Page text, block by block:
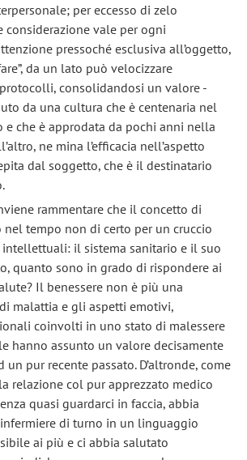
per eccesso di zelo
vale per ogni
pressoché esclusiva all’oggetto,
da un lato può velocizzare
consolidandosi un valore -
da una cultura che è centenaria nel
e che è approdata da pochi anni nella
ne mina l’efficacia nell’aspetto
dal soggetto, che è il destinatario
rammentare che il concetto di
tempo non di certo per un cruccio
il sistema sanitario e il suo
quanto sono in grado di rispondere ai
Il benessere non è più una
malattia e gli aspetti emotivi,
coinvolti in uno stato di malessere
hanno assunto un valore decisamente
pur recente passato. D’altronde, come
relazione col pur apprezzato medico
quasi guardarci in faccia, abbia
di turno in un linguaggio
ai più e ci abbia salutato